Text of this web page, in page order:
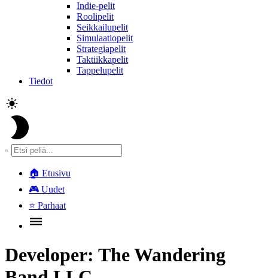
Indie-pelit
Roolipelit
Seikkailupelit
Simulaatiopelit
Strategiapelit
Taktiikkapelit
Tappelupelit
Tiedot
🏠 Etusivu
🎮 Uudet
⭐ Parhaat
Developer: The Wandering